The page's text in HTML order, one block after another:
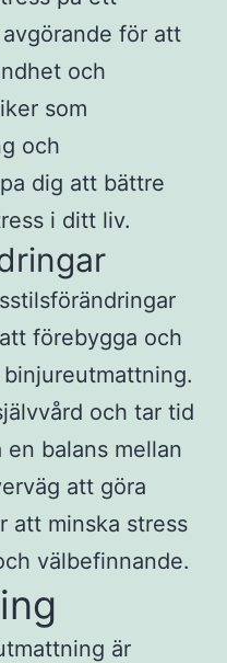
för att
och
som
och
dig att bättre
i ditt liv.
förebygga och
och tar tid
balans mellan
att göra
att minska stress
välbefinnande.
är